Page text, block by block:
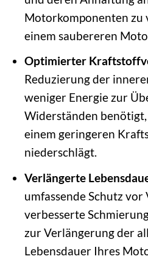
Motorkomponenten zu
einem saubereren
Optimierter
Reduzierung der
weniger Energie zur
Widerständen
einem geringeren
niederschlägt.
Verlängerte
umfassende Schutz
verbesserte
zur Verlängerung der
Lebensdauer Ihres